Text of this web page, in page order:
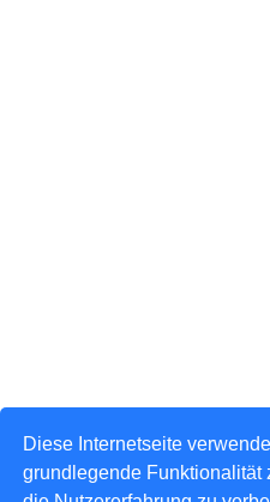
Diese Internetseite
grundlegende Funktionalität